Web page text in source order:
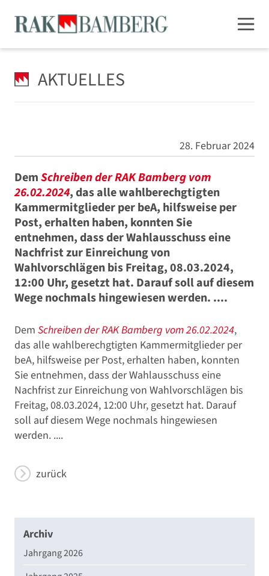
AKTUELLES
28. Februar 2024
DemSchreiben der RAK Bamberg vom
26.02.2024, das alle wahlberechgtigten
Kammermitglieder per beA, hilfsweise per
Post, erhalten haben, konnten Sie
entnehmen, dass der Wahlausschuss eine
Nachfrist zur Einreichung von
Wahlvorschlägen bis Freitag, 08.03.2024,
12:00 Uhr, gesetzt hat. Darauf soll auf diesem
Wege nochmals hingewiesen werden. ....
Dem Schreiben der RAK Bamberg vom 26.02.2024,
das alle wahlberechgtigten Kammermitglieder per
beA, hilfsweise per Post, erhalten haben, konnten
Sie entnehmen, dass der Wahlausschuss eine
Nachfrist zur Einreichung von Wahlvorschlägen bis
Freitag, 08.03.2024, 12:00 Uhr, gesetzt hat. Darauf
soll auf diesem Wege nochmals hingewiesen
werden. ....
zurück
Archiv
Jahrgang 2026